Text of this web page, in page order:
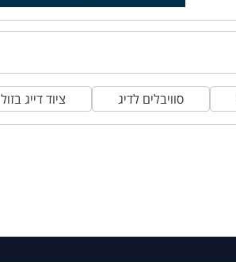
סוויבלים לדיג ציוד דייג בזול